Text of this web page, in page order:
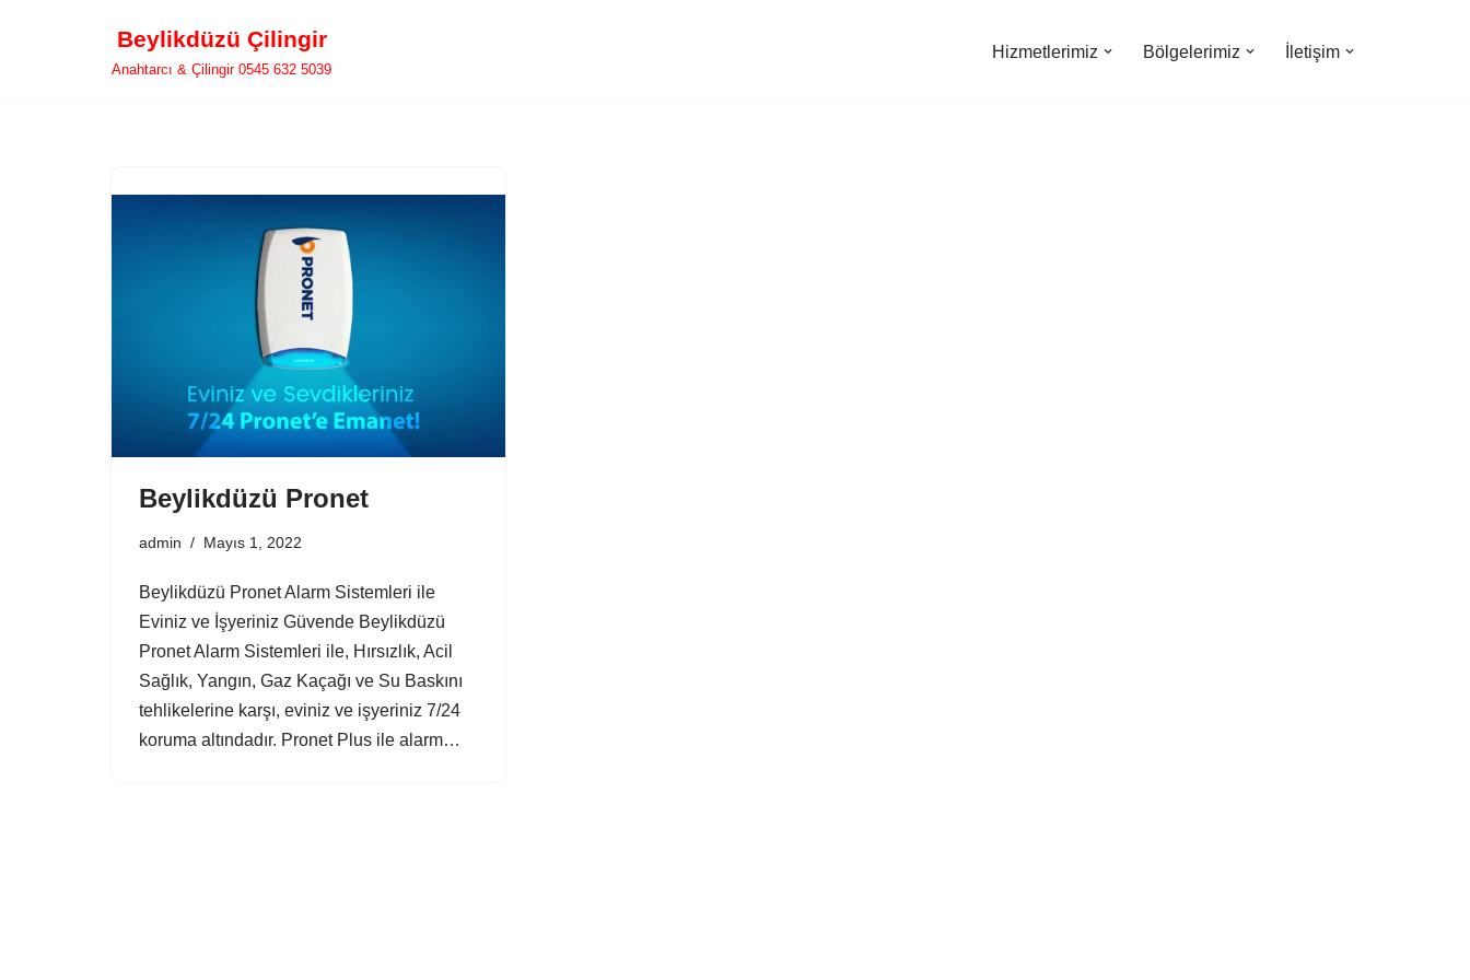
Beylikdüzü Çilingir
Anahtarcı & Çilingir 0545 632 5039
Hizmetlerimiz Bölgelerimiz İletişim
Beylikdüzü Pronet
admin Mayıs 1, 2022
Beylikdüzü Pronet Alarm Sistemleri ile
Eviniz ve İşyeriniz Güvende Beylikdüzü
Pronet Alarm Sistemleri ile, Hırsızlık, Acil
Sağlık, Yangın, Gaz Kaçağı ve Su Baskını
tehlikelerine karşı, eviniz ve işyeriniz 7/24
koruma altındadır. Pronet Plus ile alarm…